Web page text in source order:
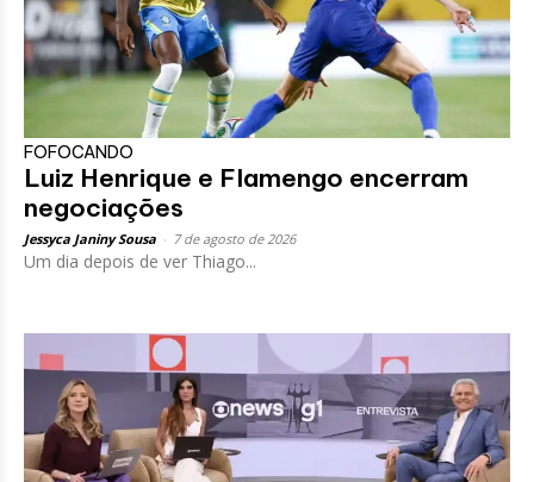
FOFOCANDO
Luiz Henrique e Flamengo encerram
negociações
Jessyca Janiny Sousa 7 de agosto de 2026
Um dia depois de ver Thiago...